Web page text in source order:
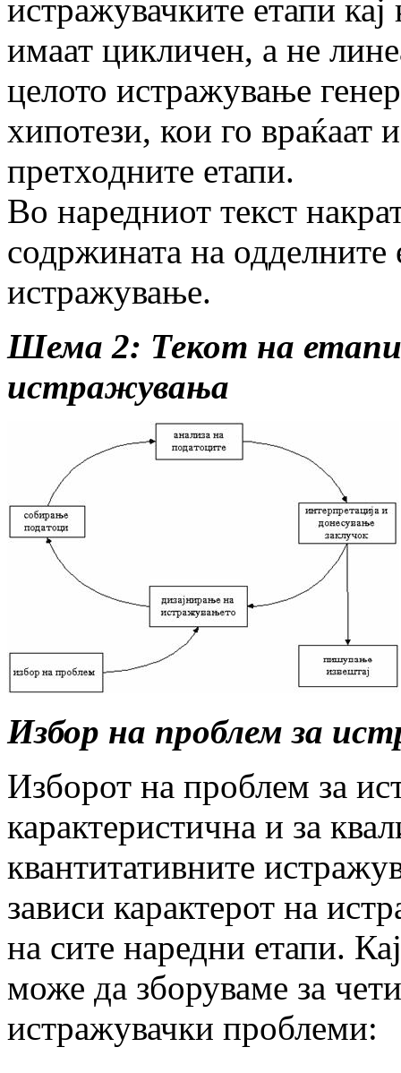
истражувачките етапи
имаат цикличен, а не
целото истражување
хипотези, кои го враќаат
претходните етапи.
Во наредниот текст
содржината на одделните
истражување.
Шема 2: Текот на
истражувања
Избор на проблем за
Изборот на проблем за
карактеристична и за
квантитативните
зависи карактерот на
на сите наредни етапи.
може да зборуваме за
истражувачки проблеми: